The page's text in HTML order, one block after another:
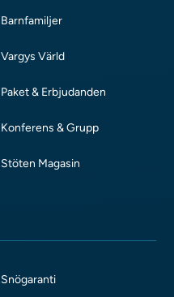
Barnfamiljer
Vargys Värld
Paket & Erbjudanden
Konferens & Grupp
Stöten Magasin
Snögaranti